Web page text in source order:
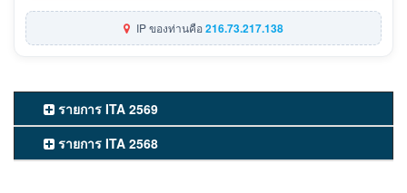
IP ของท่านคือ216.73.217.138
รายการ ITA 2569
รายการ ITA 2568